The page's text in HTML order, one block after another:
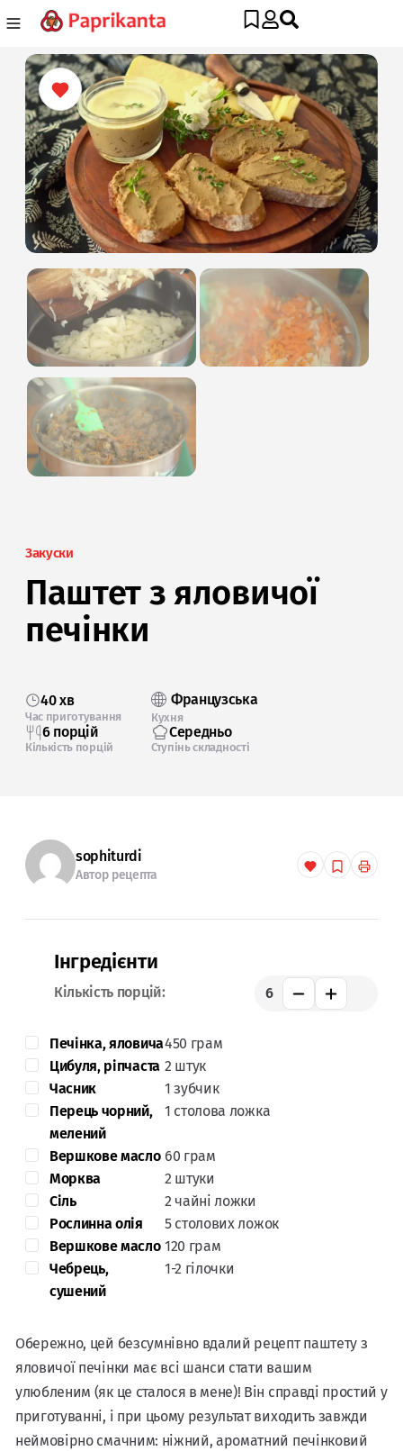
Закуски
Паштет з яловичої
печінки
40 хв
Час приготування
Французська
Кухня
6 порцій
Кількість порцій
Середньо
Ступінь складності
sophiturdi
Автор рецепта
Інгредієнти
Кількість порцій: 6
Печінка, яловича450 грам
Цибуля, ріпчаста 2 штук
Часник
1 зубчик
Перець чорний,
мелений
1 столова ложка
Вершкове масло 60 грам
Морква
2 штуки
Сіль
2 чайні ложки
Рослинна олія
5 столових ложок
Вершкове масло 120 грам
Чебрець,
сушений
1-2 гілочки
Обережно, цей безсумнівно вдалий рецепт паштету з
яловичої печінки має всі шанси стати вашим
улюбленим (як це сталося в мене)! Він справді простий у
приготуванні, і при цьому результат виходить завжди
неймовірно смачним: ніжний, ароматний печінковий